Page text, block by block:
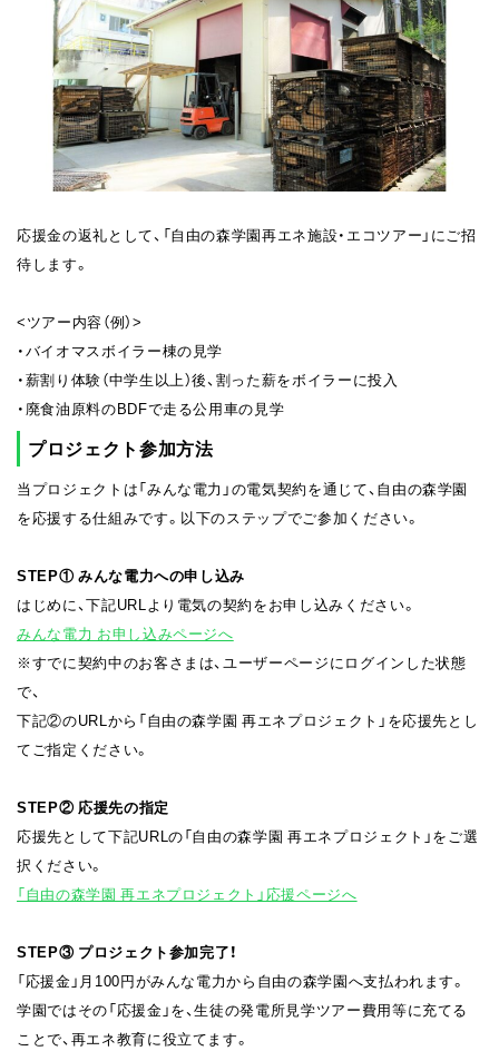
応援金の返礼として、「自由の森学園再エネ施設・エコツアー」にご招
待します。
<ツアー内容（例）>
・バイオマスボイラー棟の見学
・薪割り体験（中学生以上）後、割った薪をボイラーに投入
・廃食油原料のBDFで走る公用車の見学
プロジェクト参加方法
当プロジェクトは「みんな電力」の電気契約を通じて、自由の森学園
を応援する仕組みです。以下のステップでご参加ください。
STEP① みんな電力への申し込み
はじめに、下記URLより電気の契約をお申し込みください。
みんな電力 お申し込みページへ
※すでに契約中のお客さまは、ユーザーページにログインした状態
で、
下記②のURLから「自由の森学園 再エネプロジェクト」を応援先とし
てご指定ください。
STEP② 応援先の指定
応援先として下記URLの「自由の森学園 再エネプロジェクト」をご選
択ください。
「自由の森学園 再エネプロジェクト」応援ページへ
STEP③ プロジェクト参加完了！
「応援金」月100円がみんな電力から自由の森学園へ支払われます。
学園ではその「応援金」を、生徒の発電所見学ツアー費用等に充てる
ことで、再エネ教育に役立てます。